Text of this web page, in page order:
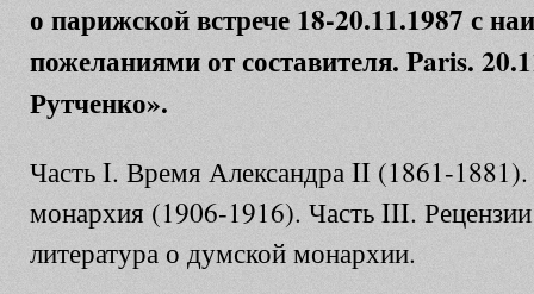
о парижской встрече 18-20.11.1987 с
пожеланиями от составителя. Paris.
Рутченко».
Часть I. Время Александра II (1861-
монархия (1906-1916). Часть III.
литература о думской монархии.